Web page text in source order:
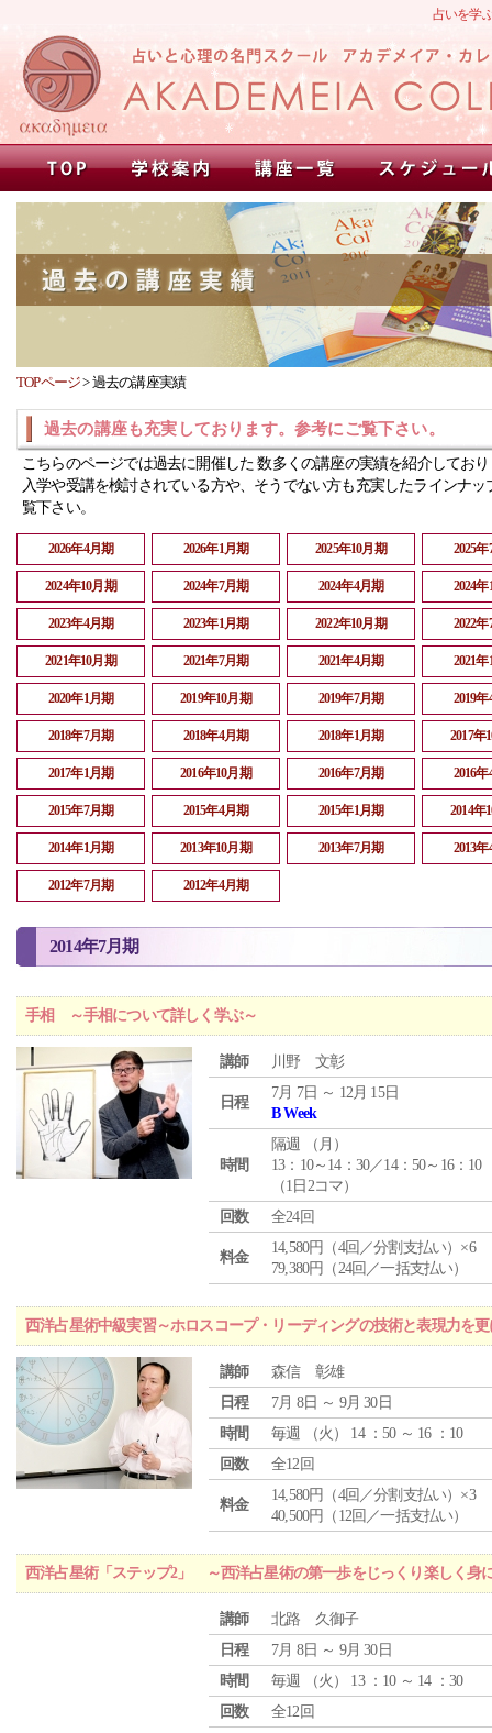
占いを学
TOPページ>過去の講座実績
過去の講座も充実しております。参考にご覧下さい。
こちらのページでは過去に開催した 数多くの講座の実績を紹介してお
入学や受講を検討されている方や、そうでない方も充実したラインナッ
覧下さい。
2026年4月期 2026年1月期 2025年10月期 2025
2024年10月期 2024年7月期 2024年4月期 2024
2023年4月期 2023年1月期 2022年10月期 2022
2021年10月期 2021年7月期 2021年4月期 2021
2020年1月期 2019年10月期 2019年7月期 2019
2018年7月期 2018年4月期 2018年1月期 2017年
2017年1月期 2016年10月期 2016年7月期 2016
2015年7月期 2015年4月期 2015年1月期 2014年
2014年1月期 2013年10月期 2013年7月期 2013
2012年7月期 2012年4月期
2014年7月期
手相 ～手相について詳しく学ぶ～
講師 川野 文彰
日程
7月 7日 ～ 12月 15日
B Week
時間
隔週 （ 月 ）
13：10～14：30／14：50～16：10
（1日2コマ）
回数
全24回
料金
14,580円（4回／分割支払い）×6
79,380円（24回／一括支払い）
西洋占星術中級実習～ホロスコープ・リーディングの技術と表現力を
講師
森信 彰雄
日程
7月 8日 ～ 9月 30日
時間
毎週 （火 ） 14 ：50 ～ 16 ：10
回数
全12回
料金
14,580円（4回／分割支払い）×3
40,500円（12回／一括支払い）
西洋占星術「ステップ2」 ～西洋占星術の第一歩をじっくり楽しく身
講師
北路 久御子
日程
7月 8日 ～ 9月 30日
時間
毎週 （火 ） 13 ：10 ～ 14 ：30
回数
全12回